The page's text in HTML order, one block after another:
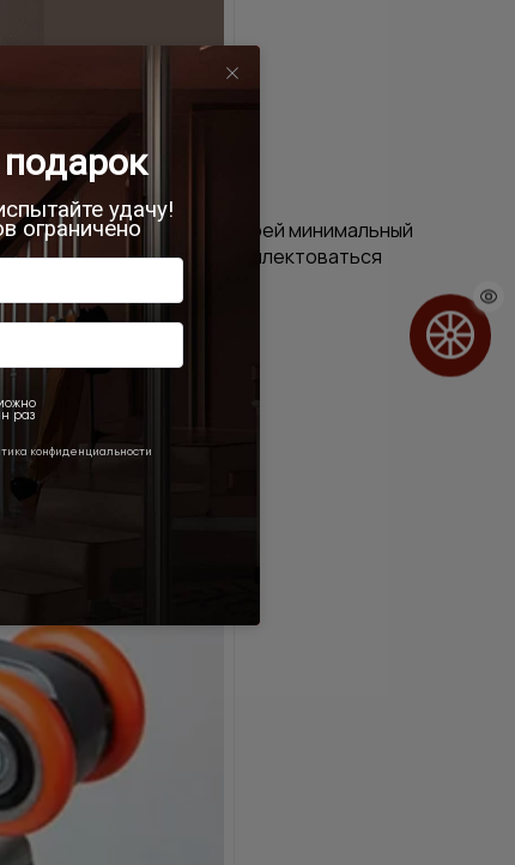
Для распашных дверей минимальный
конструкция может комплектоваться